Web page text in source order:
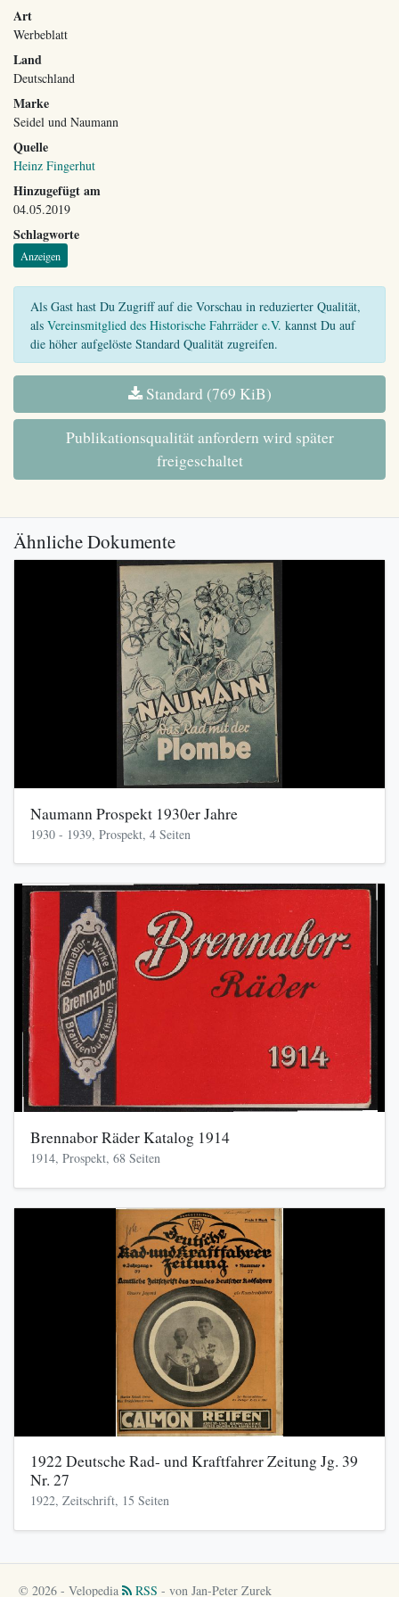
Art
Werbeblatt
Land
Deutschland
Marke
Seidel und Naumann
Quelle
Heinz Fingerhut
Hinzugefügt am
04.05.2019
Schlagworte
Anzeigen
Als Gast hast Du Zugriff auf die Vorschau in reduzierter Qualität,
als Vereinsmitglied des Historische Fahrräder e.V. kannst Du auf
die höher aufgelöste Standard Qualität zugreifen.
Standard (769 KiB)
Publikationsqualität anfordern wird später
freigeschaltet
Ähnliche Dokumente
Naumann Prospekt 1930er Jahre
1930 - 1939, Prospekt, 4 Seiten
Brennabor Räder Katalog 1914
1914, Prospekt, 68 Seiten
1922 Deutsche Rad- und Kraftfahrer Zeitung Jg. 39
Nr. 27
1922, Zeitschrift, 15 Seiten
© 2026 - Velopedia RSS - von Jan-Peter Zurek